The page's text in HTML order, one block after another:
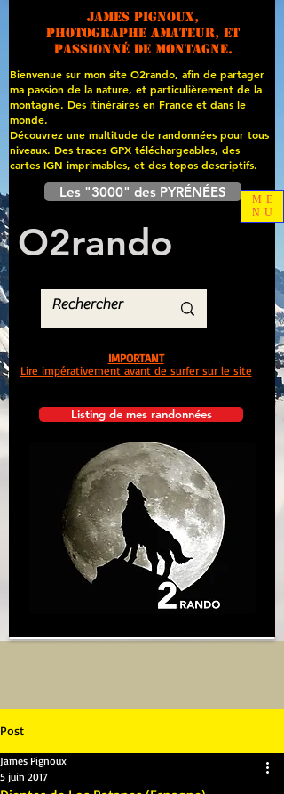
James PIGNOUX,
photographe amateur, et
passionné de montagne.
Bienvenue sur mon site O2rando, afin de partager
ma passion de la nature, et particulièrement de la
montagne. Des itinéraires en France et dans le
monde.
Découvrez une multitude de randonnées pour tous
niveaux. Des traces GPX téléchargeables, des
cartes IGN imprimables, et des topos descriptifs.
Les "3000" des PYRÉNÉES
O2rando
Listing de mes randonnées
IMPORTANT
Lire impérativement avant de surfer sur le site
ME
NU
Post
James Pignoux
5 juin 2017